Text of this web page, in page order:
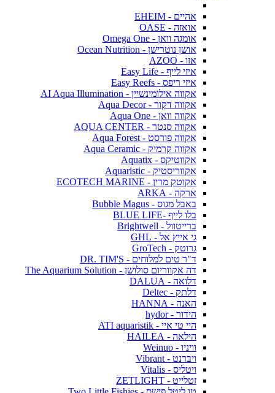
אהיים - EHEIM
אואזה - OASE
אומגה וואן - Omega One
אושן נוטרישן - Ocean Nutrition
אזו - AZOO
איזי לייף - Easy Life
איזי ריפס - Easy Reefs
אקווה אילומינשיין - AI Aqua Illumination
אקווה דקור - Aqua Decor
אקווה וואן - Aqua One
אקווה סנטר - AQUA CENTER
אקווה פורסט - Aqua Forest
אקווה קרמיק - Aqua Ceramic
אקווטיקס - Aquatix
אקווריסטיק - Aquaristic
אקוטק מרין - ECOTECH MARINE
ארקה - ARKA
באבל מגוס - Bubble Magus
בלו לייף -BLUE LIFE
ברייטוול - Brightwell
גי אייץ אל - GHL
גרוטק - GroTech
ד"ר טים למלוחים - DR. TIM'S
דה אקווריום סולושן - The Aquarium Solution
דלואה - DALUA
דלתק - Deltec
האנה - HANNA
הידור - hydor
היי טי איי - ATI aquaristik
הילאה - HAILEA
וויניו - Weinuo
ויברנט - Vibrant
ויטליס - Vitalis
זטלייט - ZETLIGHT